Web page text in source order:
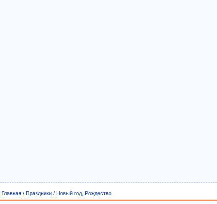
Главная / Праздники / Новый год, Рождество